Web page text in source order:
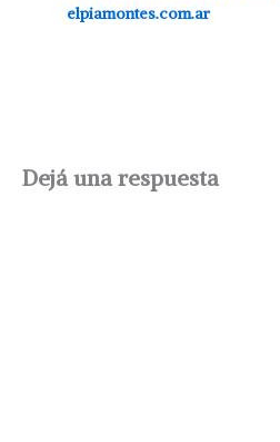
elpiamontes.com.ar
Dejá una respuesta